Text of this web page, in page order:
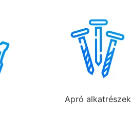
Apró alkatrészek